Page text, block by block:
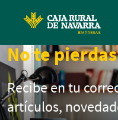
No te
Recibe en tu
artículos,